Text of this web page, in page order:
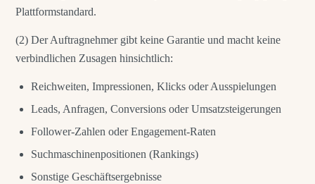
Plattformstandard.
(2) Der Auftragnehmer gibt keine Garantie und macht keine
verbindlichen Zusagen hinsichtlich:
Reichweiten, Impressionen, Klicks oder Ausspielungen
Leads, Anfragen, Conversions oder Umsatzsteigerungen
Follower-Zahlen oder Engagement-Raten
Suchmaschinenpositionen (Rankings)
Sonstige Geschäftsergebnisse